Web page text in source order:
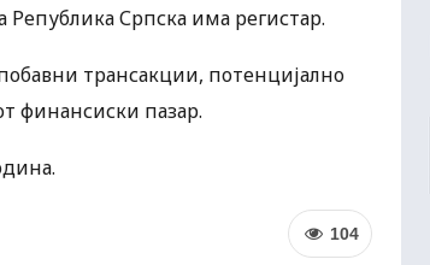
Република Српска има регистар.
трансакции, потенцијално
финансиски пазар.
104